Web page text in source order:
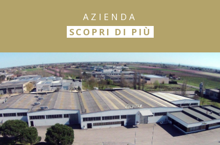
AZIENDA
SCOPRI DI PIÙ